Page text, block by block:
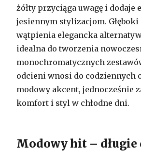
żółty przyciąga uwagę i dodaje
jesiennym stylizacjom. Głęboki
wątpienia elegancka
idealna do tworzenia
monochromatycznych
odcieni wnosi do codziennych
modowy akcent, jednocześnie
komfort i styl w chłodne dni.
Modowy hit – długie